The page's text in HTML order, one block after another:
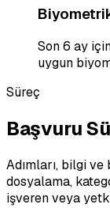
Son 6 ay
uygun
Süreç
Başvuru
Adımları, bilgi ve
dosyalama,
işveren veya